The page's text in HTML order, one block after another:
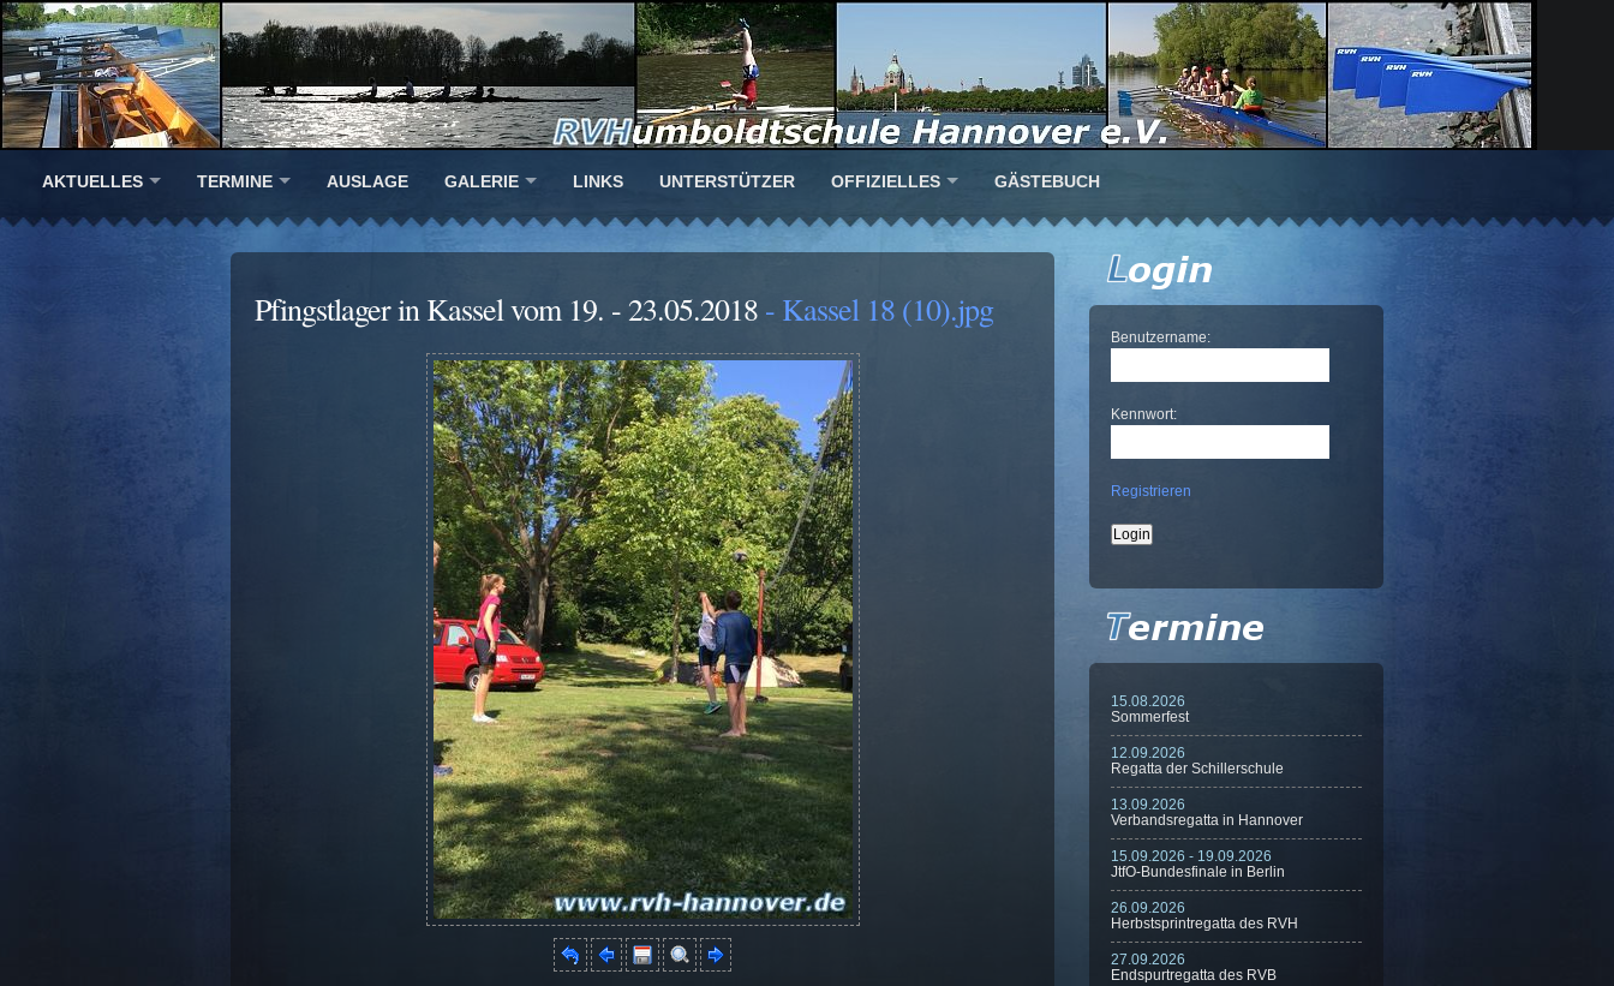
AKTUELLES TERMINE AUSLAGE GALERIE LINKS UNTERSTÜTZER OFFIZIELLES GÄSTEBUCH
Pfingstlager in Kassel vom 19. - 23.05.2018 - Kassel 18 (10).jpg
Benutzername:
Kennwort:
Registrieren
15.08.2026
Sommerfest
12.09.2026
Regatta der Schillerschule
13.09.2026
Verbandsregatta in Hannover
15.09.2026 - 19.09.2026
JtfO-Bundesfinale in Berlin
26.09.2026
Herbstsprintregatta des RVH
27.09.2026
Endspurtregatta des RVB